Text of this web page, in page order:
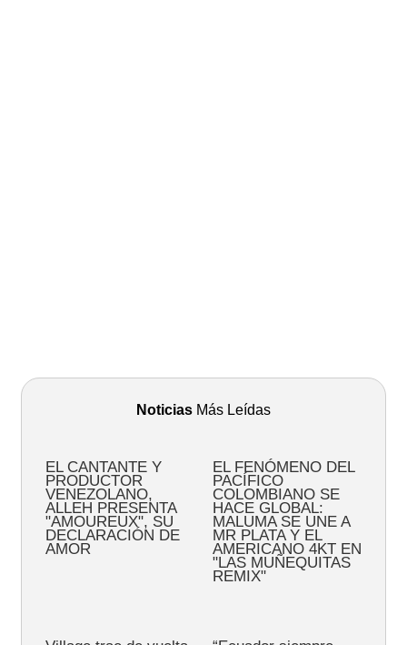
Noticias Más Leídas
EL CANTANTE Y
PRODUCTOR
VENEZOLANO,
ALLEH PRESENTA
"AMOUREUX", SU
DECLARACIÓN DE
AMOR
EL FENÓMENO DEL
PACÍFICO
COLOMBIANO SE
HACE GLOBAL:
MALUMA SE UNE A
MR PLATA Y EL
AMERICANO 4KT EN
"LAS MUÑEQUITAS
REMIX"